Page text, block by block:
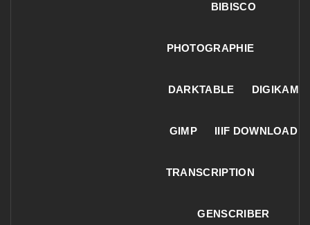
BIBISCO
PHOTOGRAPHIE
DARKTABLE DIGIKAM
GIMP IIIF DOWNLOAD
TRANSCRIPTION
GENSCRIBER